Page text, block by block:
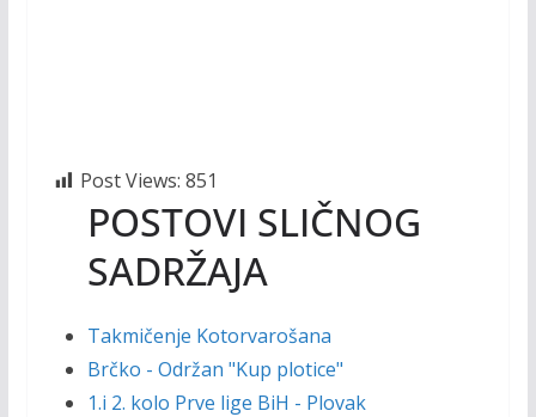
Post Views: 851
POSTOVI SLIČNOG
SADRŽAJA
Takmičenje Kotorvarošana
Brčko - Održan "Kup plotice"
1.i 2. kolo Prve lige BiH - Plovak